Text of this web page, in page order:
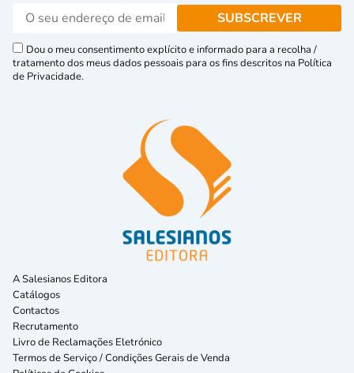
Dou o meu consentimento explícito e informado para a recolha /
tratamento dos meus dados pessoais para os fins descritos na Política
de Privacidade.
A Salesianos Editora
Catálogos
Contactos
Recrutamento
Livro de Reclamações Eletrónico
Termos de Serviço / Condições Gerais de Venda